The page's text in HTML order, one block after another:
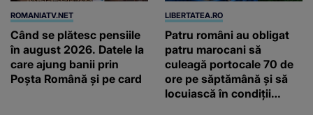
ROMANIATV.NET
Când se plătesc pensiile
în august 2026. Datele la
care ajung banii prin
Poșta Română și pe card
LIBERTATEA.RO
Patru români au obligat
patru marocani să
culeagă portocale 70 de
ore pe săptămână și să
locuiască în condiții